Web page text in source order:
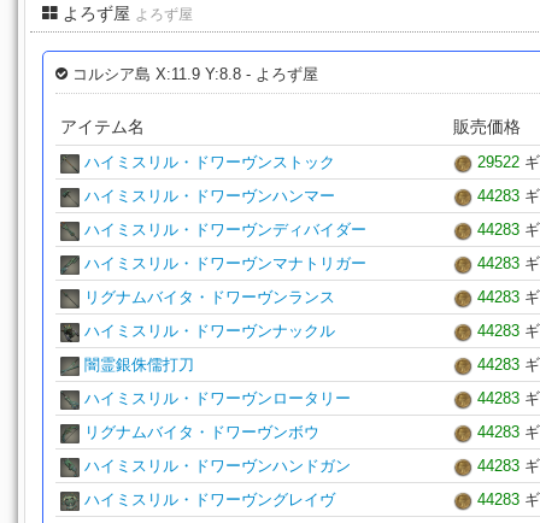
よろず屋 よろず屋
コルシア島 X:11.9 Y:8.8 - よろず屋
アイテム名 販売価格
ハイミスリル・ドワーヴンストック 29522
ハイミスリル・ドワーヴンハンマー
44283
ハイミスリル・ドワーヴンディバイダー
44283
ハイミスリル・ドワーヴンマナトリガー
44283
リグナムバイタ・ドワーヴンランス
44283
ハイミスリル・ドワーヴンナックル
44283
闇霊銀侏儒打刀
44283
ハイミスリル・ドワーヴンロータリー
44283
リグナムバイタ・ドワーヴンボウ
44283
ハイミスリル・ドワーヴンハンドガン
44283
ハイミスリル・ドワーヴングレイヴ
44283